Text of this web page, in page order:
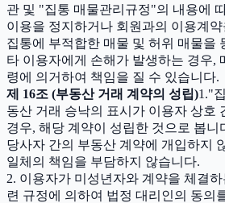
관 및 "집통 매물관리규정"의 내용에
이용을 정지하거나 회원과의 이용계
집통에 부적합한 매물 및 허위 매물을
타 이용자에게 손해가 발생하는 경우,
령에 의거하여 책임을 질 수 있습니다.
제 16조 (부동산 거래 계약의 성립)1."
동산 거래 승낙의 표시가 이용자 상호
경우, 해당 계약이 성립한 것으로 봅니
당사자 간의 부동산 계약에 개입하지
일체의 책임을 부담하지 않습니다.
2. 이용자가 미성년자와 계약을 체결
련 규정에 의하여 법정 대리인의 동의